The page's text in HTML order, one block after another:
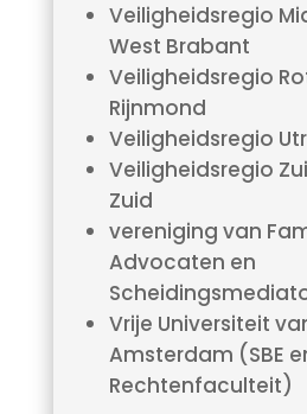
Veiligheidsregio
West Brabant
Veiligheidsregio
Rijnmond
Veiligheidsregio
Veiligheidsregio
Zuid
vereniging van
Advocaten en
Vrije Universiteit
Amsterdam (SBE
Rechtenfaculteit)